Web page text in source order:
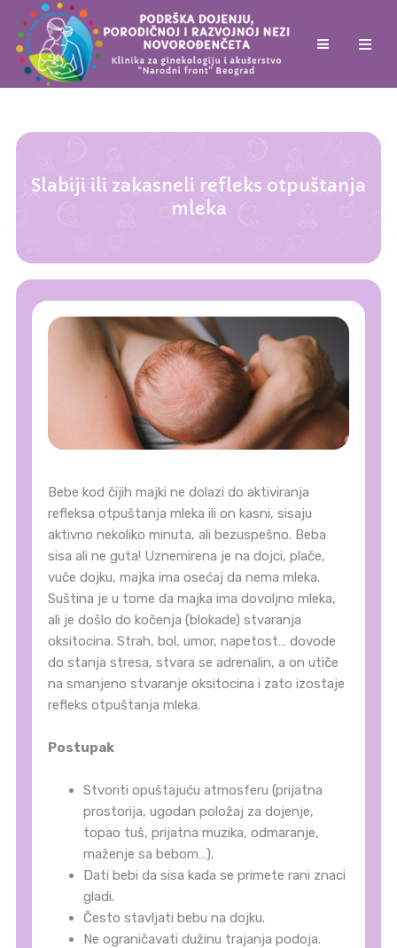
Slabiji ili zakasneli refleks otpuštanja
mleka
Bebe kod čijih majki ne dolazi do aktiviranja
refleksa otpuštanja mleka ili on kasni, sisaju
aktivno nekoliko minuta, ali bezuspešno. Beba
sisa ali ne guta! Uznemirena je na dojci, plače,
vuče dojku, majka ima osećaj da nema mleka.
Suština je u tome da majka ima dovoljno mleka,
ali je došlo do kočenja (blokade) stvaranja
oksitocina. Strah, bol, umor, napetost… dovode
do stanja stresa, stvara se adrenalin, a on utiče
na smanjeno stvaranje oksitocina i zato izostaje
refleks otpuštanja mleka.
Postupak
Stvoriti opuštajuću atmosferu (prijatna
prostorija, ugodan položaj za dojenje,
topao tuš, prijatna muzika, odmaranje,
maženje sa bebom…).
Dati bebi da sisa kada se primete rani znaci
gladi.
Često stavljati bebu na dojku.
Ne ograničavati dužinu trajanja podoja.